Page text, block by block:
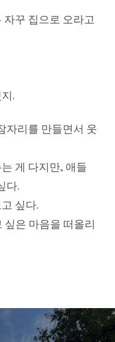
꾸 집으로 오라고
.
자리를 만들면서 웃
게 다지만, 애들
다.
싶다.
은 마음을 떠올리